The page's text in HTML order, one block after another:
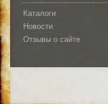
Каталоги
Новости
Отзывы о сайте